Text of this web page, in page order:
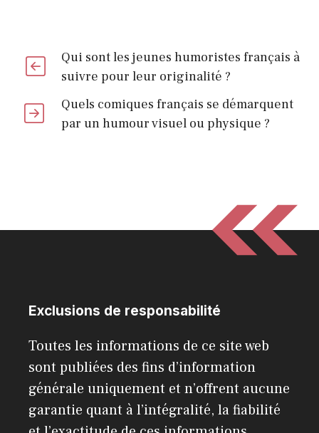
solution pour
faire ce type de
rencontres
Qui sont les jeunes humoristes français à
suivre pour leur originalité ?
Quels comiques français se démarquent
par un humour visuel ou physique ?
Exclusions de responsabilité
Toutes les informations de ce site web
sont publiées des fins d’information
générale uniquement et n’offrent aucune
garantie quant à l’intégralité, la fiabilité